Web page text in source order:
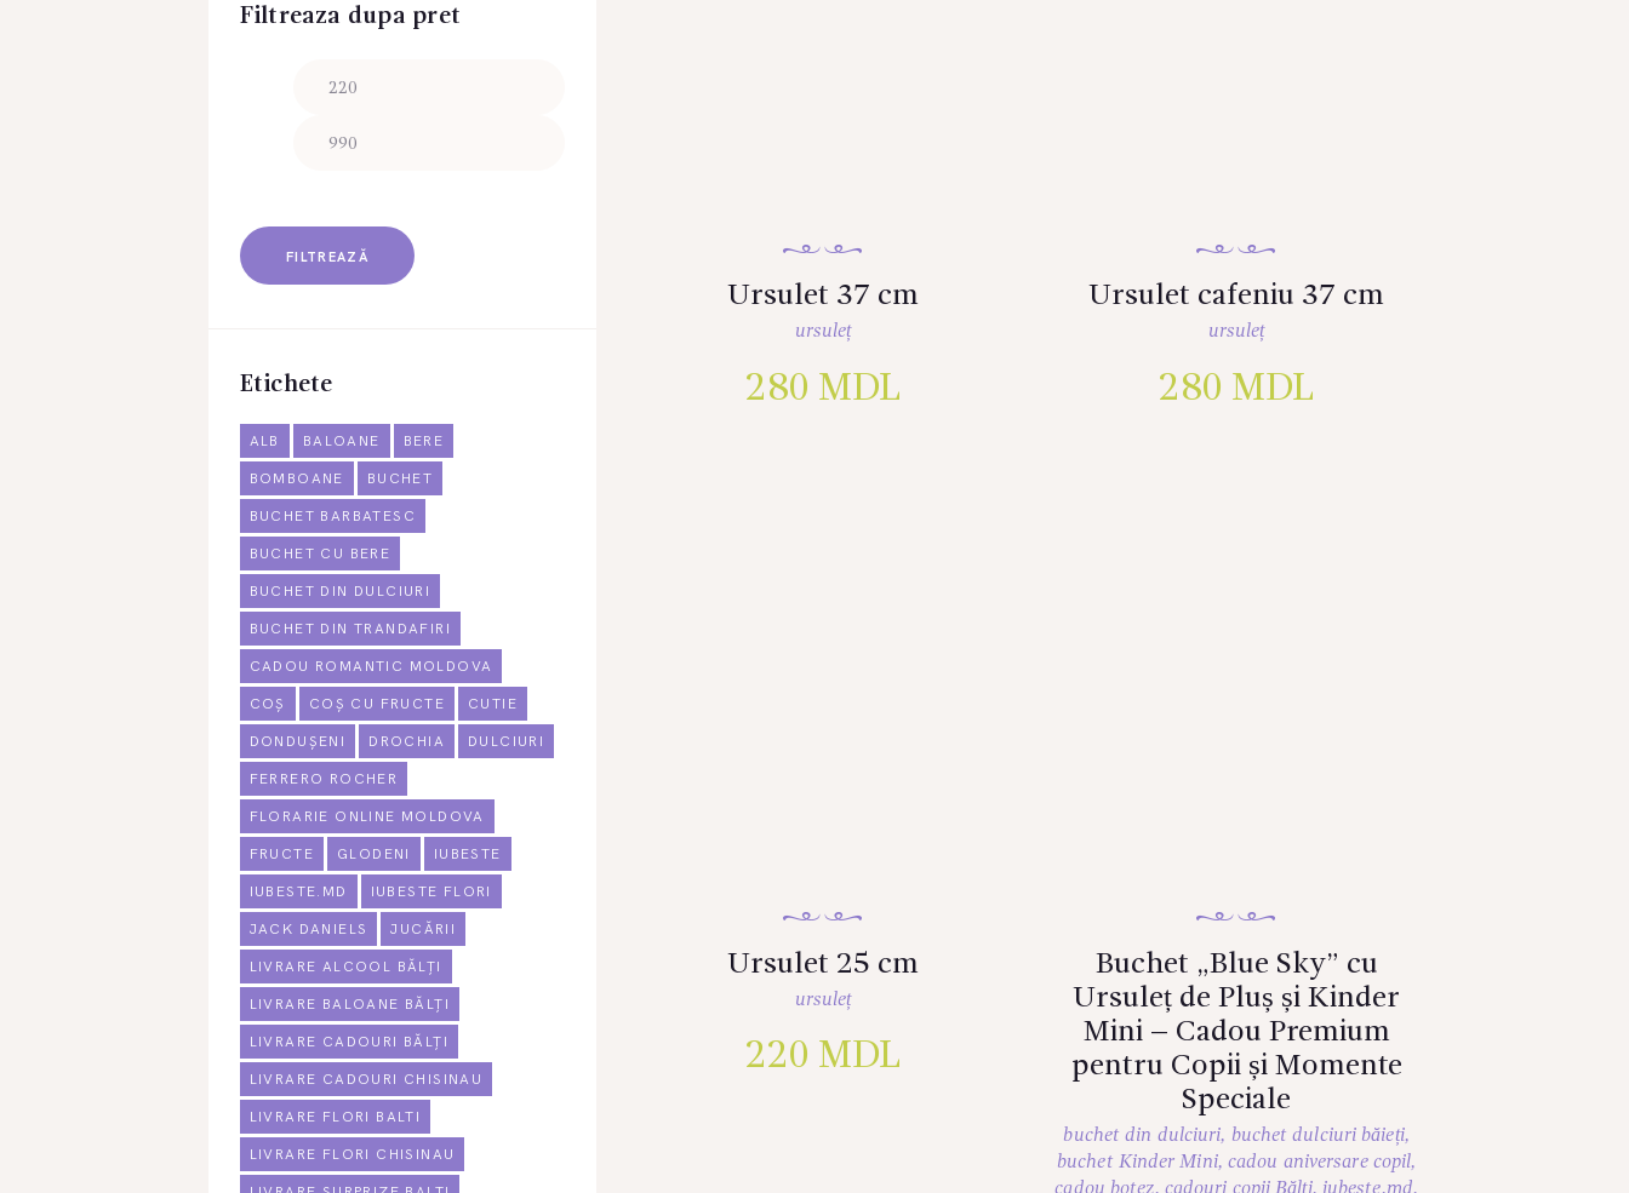
Ursulet 37 cm
ursuleț
280 MDL
Ursulet cafeniu 37 cm
ursuleț
280 MDL
Ursulet 25 cm
ursuleț
220 MDL
Buchet „Blue Sky” cu
Ursuleț de Pluș și Kinder
Mini – Cadou Premium
pentru Copii și Momente
Speciale
buchet din dulciuri, buchet dulciuri băieți,
buchet Kinder Mini,cadou aniversare copil,
cadou botez, cadouri copii Bălți, iubeste.md,
Filtreaza dupa pret
minim
FILTREAZĂ
Etichete
ALB BALOANE BERE
BOMBOANE BUCHET
BUCHET BARBATESC
BUCHET CU BERE
BUCHET DIN DULCIURI
BUCHET DIN TRANDAFIRI
CADOU ROMANTIC MOLDOVA
COȘ COȘ CU FRUCTE CUTIE
DONDUȘENI DROCHIA DULCIURI
FERRERO ROCHER
FLORARIE ONLINE MOLDOVA
FRUCTE GLODENI IUBESTE
IUBESTE.MD IUBESTE FLORI
JACK DANIELS JUCĂRII
LIVRARE ALCOOL BĂLȚI
LIVRARE BALOANE BĂLȚI
LIVRARE CADOURI BĂLȚI
LIVRARE CADOURI CHISINAU
LIVRARE FLORI BALTI
LIVRARE FLORI CHISINAU